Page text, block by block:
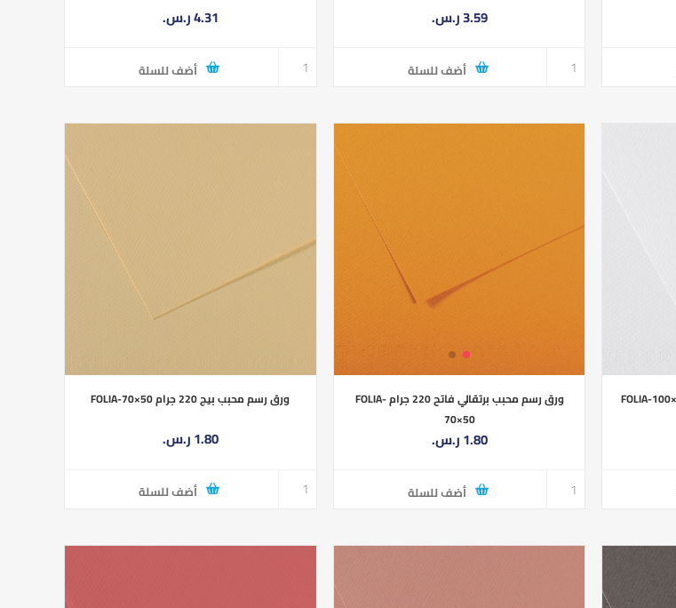
3.59 ر.س.‏
أضف للسلة
4.31 ر.س.‏
أضف للسلة
ورق رسم محبب برتقالي فاتح 220 جرام FOLIA-
70×50
1.80 ر.س.‏
أضف للسلة
ورق رسم محبب بيج 220 جرام FOLIA-70×50
1.80 ر.س.‏
أضف للسلة